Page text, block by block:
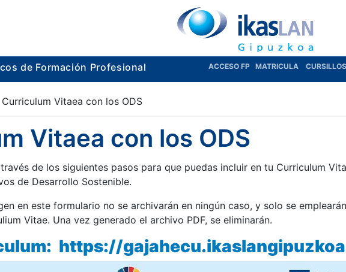
de Formación Profesional ACCESO FP MATRICULA
Curriculum Vitaea con los ODS
Vitaea con los ODS
de los siguientes pasos para que puedas incluir en tu Curriculum
de Desarrollo Sostenible.
en este formulario no se archivarán en ningún caso, y solo se
Vitae. Una vez generado el archivo PDF, se eliminarán.
https://